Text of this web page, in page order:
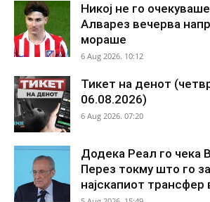
Никој не го
Алварез вечерва
мораше
6 Aug 2026. 10:12
Тикет на денот
06.08.2026)
6 Aug 2026. 07:20
Додека Реал го чека
Перез токму што го
најскапиот трансфер